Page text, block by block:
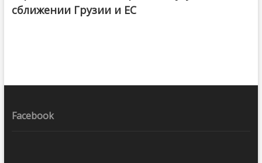
сближении Грузии и ЕС
Facebook